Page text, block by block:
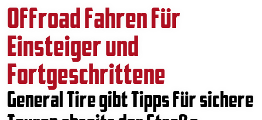
Offroad fahren für
Einsteiger und
Fortgeschrittene
General Tire gibt Tipps für sichere